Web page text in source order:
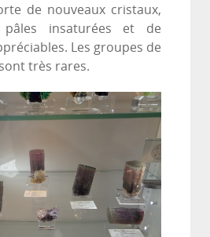
de nouveaux cristaux,
insaturées et de
Les groupes de
très rares.